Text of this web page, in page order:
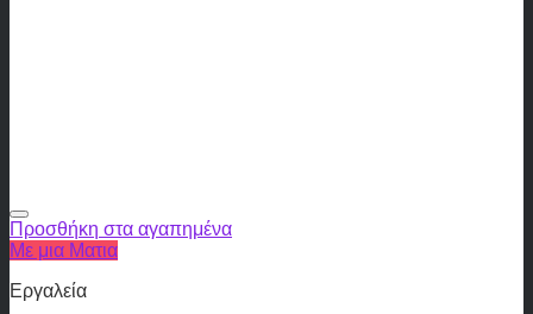
Προσθήκη στα αγαπημένα
Με μια Ματια
Εργαλεία